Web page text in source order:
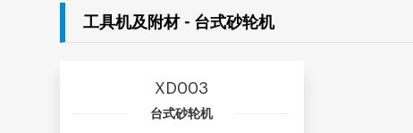
工具机及附材 - 台式砂轮机
XD003
台式砂轮机